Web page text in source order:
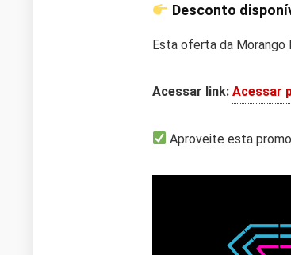
Desconto
Esta oferta da Morango
Acessar link: Acessar
Aproveite esta